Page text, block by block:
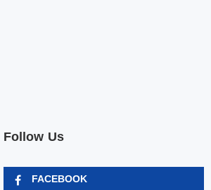
Follow Us
FACEBOOK